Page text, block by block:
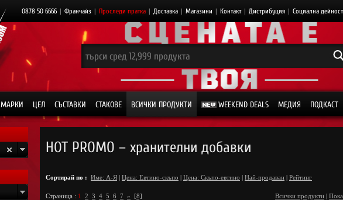
0878 50 6666 | Франчайз | Проследи пратка | Доставка | Магазини | Контакт | Дистрибуция | Социална дейност
МАРКИ ЦЕЛ СЪСТАВКИ СТАКОВЕ ВСИЧКИ ПРОДУКТИ WEEKEND DEALS МЕДИЯ ПОДКАСТ
HOT PROMO – хранителни добавки
Сортирай по : Име: А-Я | Цена: Евтино-скъпо | Цена: Скъпо-евтино | Най-продаван | Рейтинг
Страница : 1 2 3 4 5 6 7 » [8] Всички продукти |